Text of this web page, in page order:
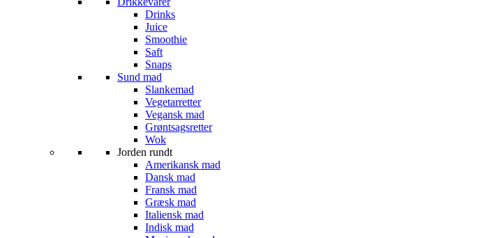
Drinks
Juice
Smoothie
Saft
Snaps
Sund mad
Slankemad
Vegetarretter
Vegansk mad
Grøntsagsretter
Wok
Jorden rundt
Amerikansk mad
Dansk mad
Fransk mad
Græsk mad
Italiensk mad
Indisk mad